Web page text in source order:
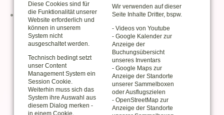
2019
Dezember 2019
November 2019
Oktober 2019
September 2019
Juni 2019
Mai 2019
April 2019
März 2019
Februar 2019
Diese Cookies sind für
die Funktionalität unserer
Website erforderlich und
können in unserem
System nicht
ausgeschaltet werden.
Technisch bedingt setzt
unser Content
Management System ein
Session Cookie.
Weiterhin muss sich das
System ihre Auswahl aus
diesem Dialog merken -
in einem Cookie.
Wir verwenden auf dieser
Seite Inhalte Dritter, bspw.
- Videos von Youtube
- Google Kalender zur
Anzeige der
Buchungsübersicht
unseres Inventars
- Google Maps zur
Anzeige der Standorte
unserer Sammelboxen
oder Ausflugszielen
- OpenStreetMap zur
Anzeige der Standorte